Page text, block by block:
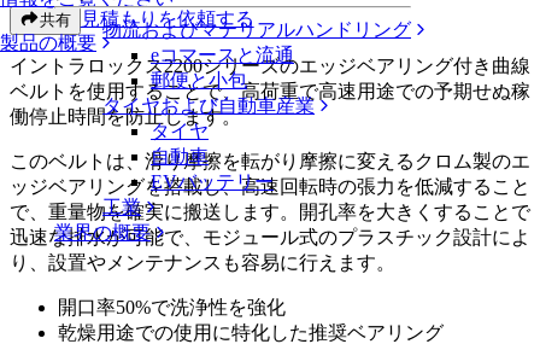
製品の概要
物流およびマテリアルハンドリング
eコマースと流通
郵便と小包
タイヤおよび自動車産業
タイヤ
自動車
EVバッテリー
工業
業界の概要
共有 見積もりを依頼する
イントラロックス2200シリーズのエッジベアリング付き曲線
ベルトを使用することで、高荷重で高速用途での予期せぬ稼
働停止時間を防止します。
このベルトは、滑り摩擦を転がり摩擦に変えるクロム製のエ
ッジベアリングを搭載し、高速回転時の張力を低減すること
で、重量物を確実に搬送します。開孔率を大きくすることで
迅速な排水が可能で、モジュール式のプラスチック設計によ
り、設置やメンテナンスも容易に行えます。
開口率50%で洗浄性を強化
乾燥用途での使用に特化した推奨ベアリング